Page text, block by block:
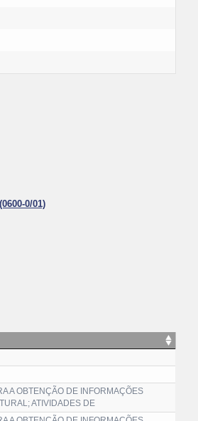
(0600-0/01)
A OBTENÇÃO DE INFORMAÇÕES
ATIVIDADES DE